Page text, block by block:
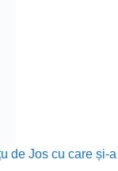
de Jos cu care